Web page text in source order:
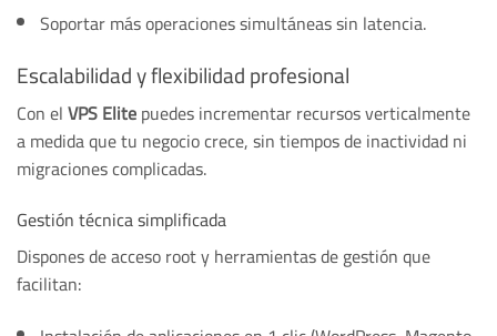
Soportar más operaciones simultáneas sin latencia.
Escalabilidad y flexibilidad profesional
Con elVPS Elitepuedes incrementar recursos verticalmente
a medida que tu negocio crece, sin tiempos de inactividad ni
migraciones complicadas.
Gestión técnica simplificada
Dispones de acceso root y herramientas de gestión que
facilitan: